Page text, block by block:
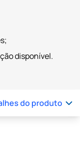
disponível.
do produto